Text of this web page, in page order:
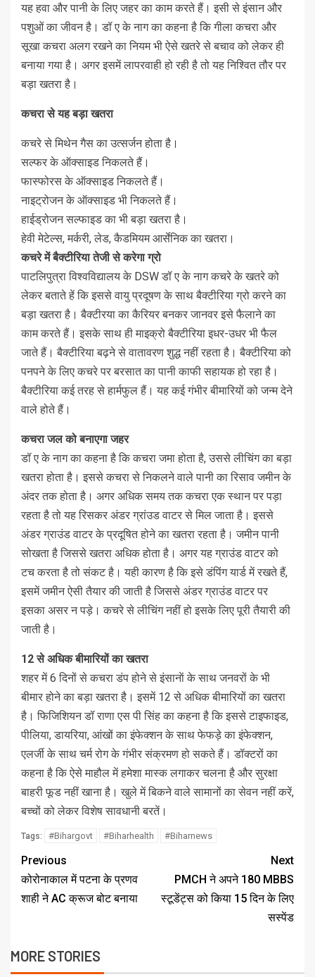
यह हवा और पानी के लिए जहर का काम करते हैं। इसी से इंसान और
पशुओं का जीवन है। डॉ ए के नाग का कहना है कि गीला कचरा और
सूखा कचरा अलग रखने का नियम भी ऐसे खतरे से बचाव को लेकर ही
बनाया गया है। अगर इसमें लापरवाही हो रही है तो यह निश्वित तौर पर
बड़ा खतरा है।
कचरा से यह बड़ा खतरा
कचरे से मिथेन गैस का उत्सर्जन होता है।
सल्फर के ऑक्साइड निकलते हैं।
फास्फोरस के ऑक्साइड निकलते हैं।
नाइट्रोजन के ऑक्साइड भी निकलते हैं।
हाईड्रोजन सल्फाइड का भी बड़ा खतरा है।
हेवी मेटेल्स, मर्करी, लेड, कैडमियम आर्सेनिक का खतरा।
कचरे में बैक्टीरिया तेजी से करेगा ग्रो
पाटलिपुत्रा विश्वविद्यालय के DSW डॉ ए के नाग कचरे के खतरे को
लेकर बताते हें कि इससे वायु प्रदूषण के साथ बैक्टीरिया ग्रो करने का
बड़ा खतरा है। बैक्टीरया का कैरियर बनकर जानवर इसे फैलाने का
काम करते हैं। इसके साथ ही माइक्रो बैक्टीरिया इधर-उधर भी फैल
जाते हैं। बैक्टीरिया बढ़ने से वातावरण शुद्ध नहीं रहता है। बैक्टीरिया को
पनपने के लिए कचरे पर बरसात का पानी काफी सहायक हो रहा है।
बैक्टीरिया कई तरह से हार्मफुल हैं। यह कई गंभीर बीमारियों को जन्म देने
वाले होते हैं।
कचरा जल को बनाएगा जहर
डॉ ए के नाग का कहना है कि कचरा जमा होता है, उससे लीचिंग का बड़ा
खतरा होता है। इससे कचरा से निकलने वाले पानी का रिसाव जमीन के
अंदर तक होता है। अगर अधिक समय तक कचरा एक स्थान पर पड़ा
रहता है तो यह रिसकर अंडर ग्रांउड वाटर से मिल जाता है। इससे
अंडर ग्राउंड वाटर के प्रदूषित होने का खतरा रहता है। जमीन पानी
सोखता है जिससे खतरा अधिक होता है। अगर यह ग्राउंड वाटर को
टच करता है तो संकट है। यही कारण है कि इसे डंपिंग यार्ड में रखते हैं,
इसमें जमीन ऐसी तैयार की जाती है जिससे अंडर ग्राउंड वाटर पर
इसका असर न पड़े। कचरे से लीचिंग नहीं हो इसके लिए पूरी तैयारी की
जाती है।
12से अधिक बीमारियों का खतरा
शहर में 6 दिनों से कचरा डंप होने से इंसानाें के साथ जनवरों के भी
बीमार होने का बड़ा खतरा है। इसमें 12 से अधिक बीमारियों का खतरा
है। फिजिशियन डॉ राणा एस पी सिंह का कहना है कि इससे टाइफाइड,
पीलिया, डायरिया, आंखों का इंफेक्शन के साथ फेफड़े का इंफेक्शन,
एलर्जी के साथ चर्म रोग के गंभीर संक्रमण हो सकते हैं। डॉक्टरों का
कहना है कि ऐसे माहौल में हमेशा मास्क लगाकर चलना है और सुरक्षा
बाहरी फूड नहीं खाना है। खुले में बिकने वाले सामानों का सेवन नहीं करें,
बच्चों को लेकर विशेष सावधानी बरतें।
Tags: #Bihargovt #Biharhealth #Biharnews
Previous
कोरोनाकाल में पटना के प्रणव
शाही ने AC क्रूज बोट बनाया
Next
PMCH ने अपने 180 MBBS
स्टूडेंट्स को किया 15 दिन के लिए
सस्पेंड
MORE STORIES